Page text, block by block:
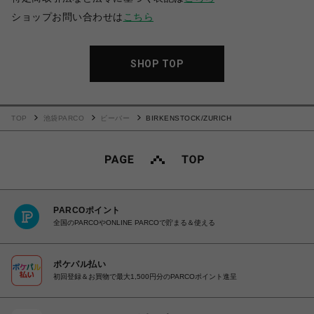
ショップお問い合わせは こちら
SHOP TOP
TOP 池袋PARCO ビーバー BIRKENSTOCK/ZURICH
PARCOポイント
全国のPARCOやONLINE PARCOで貯まる＆使える
ポケパル払い
初回登録＆お買物で最大1,500円分のPARCOポイント進呈